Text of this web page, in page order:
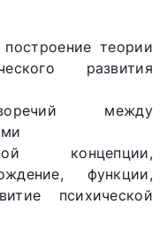
теории
развития
между
концепции,
функции,
психической